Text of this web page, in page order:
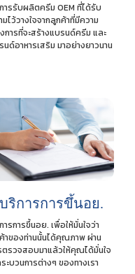
ารรับผลิตครีม OEM ที่ได้รับ
มไว้วางใจจากลูกค้าที่มีความ
การที่จะสร้างแบรนด์ครีม และ
นด์อาหารเสริม มาอย่างยาวนาน
บริการการขึ้นอย.
ารการขึ้นอย. เพื่อให้มั่นใจว่า
าของท่านนั้นได้คุณภาพ ผ่าน
ตรวจสอบมาแล้วให้คุณได้มั่นใจ
ระบวนการต่างๆ ของทางเรา